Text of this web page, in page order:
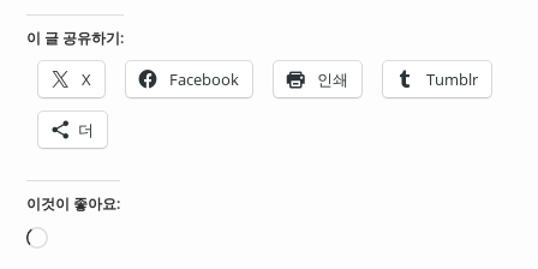
이 글 공유하기:
X Facebook 인쇄 Tumblr
더
이것이 좋아요:
로